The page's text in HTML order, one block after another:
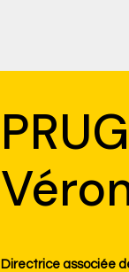
Directrice associée